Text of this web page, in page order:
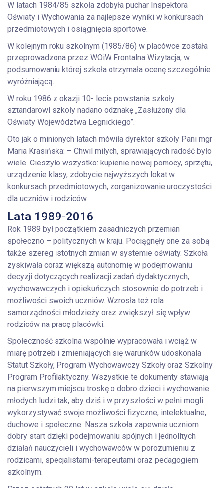
W latach 1984/85 szkoła zdobyła puchar Inspektora
Oświaty i Wychowania za najlepsze wyniki w konkursach
przedmiotowych i osiągnięcia sportowe.
W kolejnym roku szkolnym (1985/86) w placówce została
przeprowadzona przez WOiW Frontalna Wizytacja, w
podsumowaniu której szkoła otrzymała ocenę szczególnie
wyróżniającą.
W roku 1986 z okazji 10- lecia powstania szkoły
sztandarowi szkoły nadano odznakę „Zasłużony dla
Oświaty Województwa Legnickiego”.
Oto jak o minionych latach mówiła dyrektor szkoły Pani mgr
Maria Krasińska: – Chwil miłych, sprawiających radość było
wiele. Cieszyło wszystko: kupienie nowej pomocy, sprzętu,
urządzenie klasy, zdobycie najwyższych lokat w
konkursach przedmiotowych, zorganizowanie uroczystości
dla uczniów i rodziców.
Lata 1989-2016
Rok 1989 był początkiem zasadniczych przemian
społeczno – politycznych w kraju. Pociągnęły one za sobą
także szereg istotnych zmian w systemie oświaty. Szkoła
zyskiwała coraz większą autonomię w podejmowaniu
decyzji dotyczących realizacji zadań dydaktycznych,
wychowawczych i opiekuńczych stosownie do potrzeb i
możliwości swoich uczniów. Wzrosła też rola
samorządności młodzieży oraz zwiększył się wpływ
rodziców na pracę placówki.
Społeczność szkolna wspólnie wypracowała i wciąż w
miarę potrzeb i zmieniających się warunków udoskonala
Statut Szkoły, Program Wychowawczy Szkoły oraz Szkolny
Program Profilaktyczny. Wszystkie te dokumenty stawiają
na pierwszym miejscu troskę o dobro dzieci i wychowanie
młodych ludzi tak, aby dziś i w przyszłości w pełni mogli
wykorzystywać swoje możliwości fizyczne, intelektualne,
duchowe i społeczne. Nasza szkoła zapewnia uczniom
dobry start dzięki podejmowaniu spójnych i jednolitych
działań nauczycieli i wychowawców w porozumieniu z
rodzicami, specjalistami-terapeutami oraz pedagogiem
szkolnym.